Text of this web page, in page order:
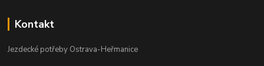
Kontakt
Jezdecké potřeby Ostrava-Heřmanice